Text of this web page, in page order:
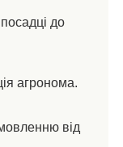
до
агронома.
від